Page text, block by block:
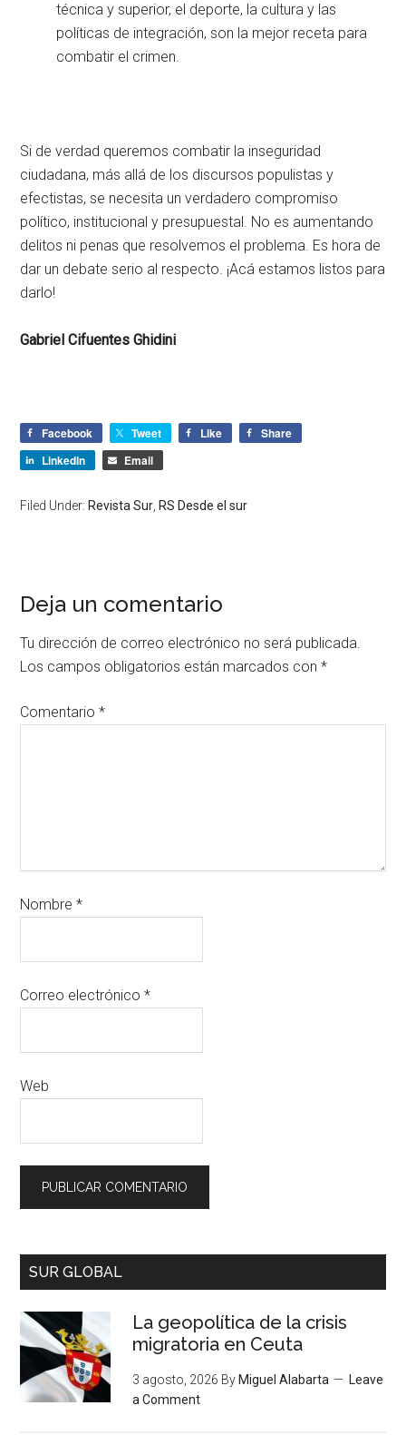
técnica y superior, el deporte, la cultura y las
políticas de integración, son la mejor receta para
combatir el crimen.
Si de verdad queremos combatir la inseguridad
ciudadana, más allá de los discursos populistas y
efectistas, se necesita un verdadero compromiso
político, institucional y presupuestal. No es aumentando
delitos ni penas que resolvemos el problema. Es hora de
dar un debate serio al respecto. ¡Acá estamos listos para
darlo!
Gabriel Cifuentes Ghidini
Facebook Tweet Like
Share
LinkedIn
Email
Filed Under: Revista Sur, RS Desde el sur
Deja un comentario
Tu dirección de correo electrónico no será publicada.
Los campos obligatorios están marcados con*
Comentario*
Nombre*
Correo electrónico*
Web
SUR GLOBAL
La geopolítica de la crisis
migratoria en Ceuta
3 agosto, 2026 By Miguel Alabarta
Leave
a Comment